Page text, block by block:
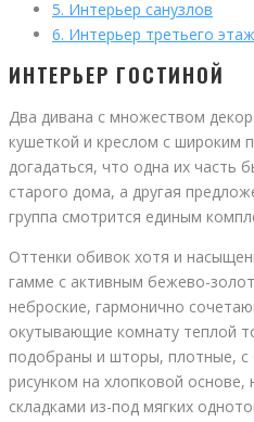
5. Интерьер санузлов
6. Интерьер третьего
ИНТЕРЬЕР ГОСТИНОЙ
Два дивана с множеством
кушеткой и креслом с широким
догадаться, что одна их часть
старого дома, а другая
группа смотрится единым
Оттенки обивок хотя и
гамме с активным бежево-
неброские, гармонично
окутывающие комнату теплой
подобраны и шторы, плотные,
рисунком на хлопковой
складками из-под мягких